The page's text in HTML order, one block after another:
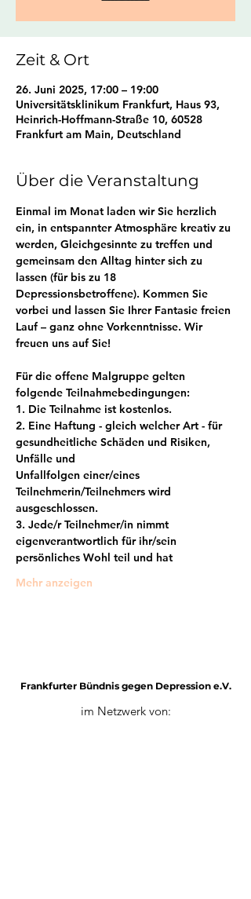
Zeit & Ort
26. Juni 2025, 17:00 – 19:00
Universitätsklinikum Frankfurt, Haus 93,
Heinrich-Hoffmann-Straße 10, 60528
Frankfurt am Main, Deutschland
Über die Veranstaltung
Einmal im Monat laden wir Sie herzlich
ein, in entspannter Atmosphäre kreativ zu
werden, Gleichgesinnte zu treffen und
gemeinsam den Alltag hinter sich zu
lassen (für bis zu 18
Depressionsbetroffene). Kommen Sie
vorbei und lassen Sie Ihrer Fantasie freien
Lauf – ganz ohne Vorkenntnisse. Wir
freuen uns auf Sie!
Für die offene Malgruppe gelten
folgende Teilnahmebedingungen:
1. Die Teilnahme ist kostenlos.
2. Eine Haftung - gleich welcher Art - für
gesundheitliche Schäden und Risiken,
Unfälle und
Unfallfolgen einer/eines
Teilnehmerin/Teilnehmers wird
ausgeschlossen.
3. Jede/r Teilnehmer/in nimmt
eigenverantwortlich für ihr/sein
persönliches Wohl teil und hat
Mehr anzeigen
Frankfurter Bündnis gegen Depression e.V.
im Netzwerk von: